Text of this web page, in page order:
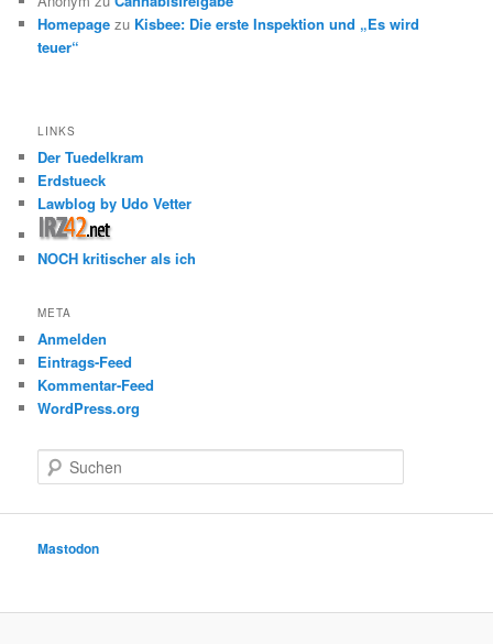
Homepage zu Kisbee: Die erste Inspektion und „Es wird
teuer“
LINKS
Der Tuedelkram
Erdstueck
Lawblog by Udo Vetter
NOCH kritischer als ich
META
Anmelden
Eintrags-Feed
Kommentar-Feed
WordPress.org
u
e
Mastodon